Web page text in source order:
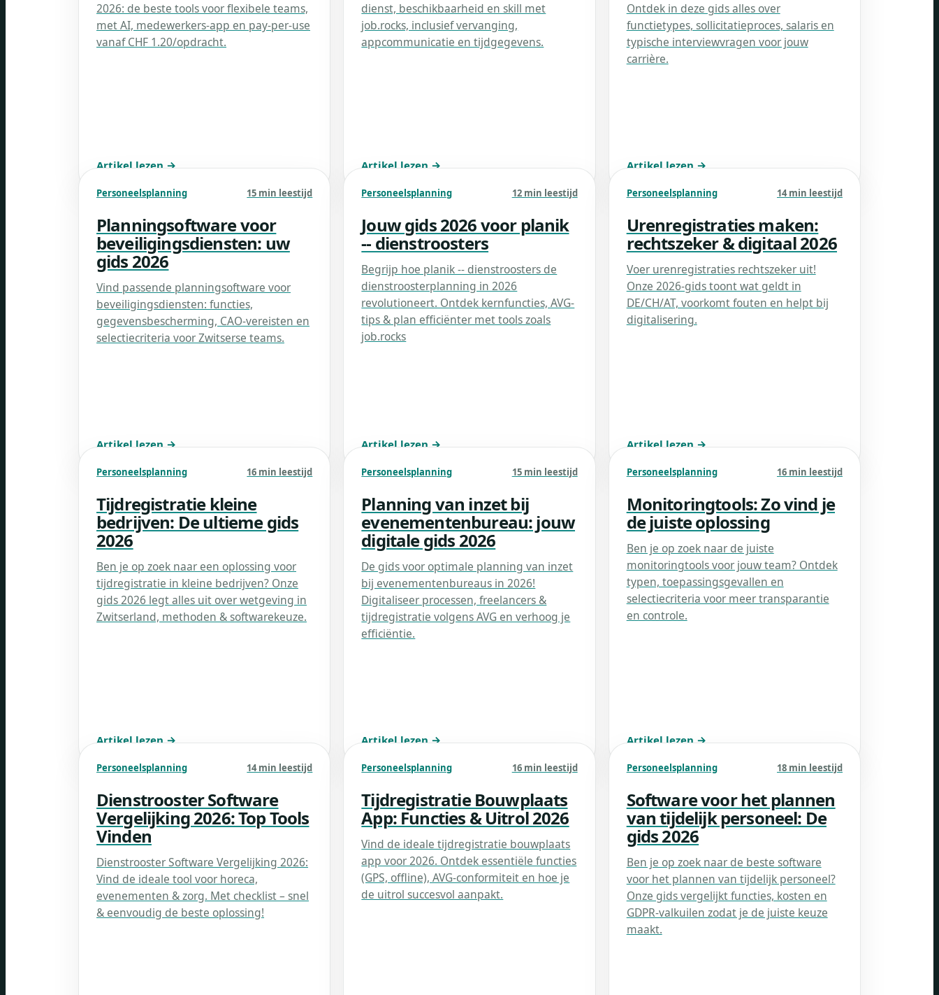
2026: de beste tools voor flexibele teams,
met AI, medewerkers-app en pay-per-use
vanaf CHF 1.20/opdracht.
Artikel lezen →
dienst, beschikbaarheid en skill met
job.rocks, inclusief vervanging,
appcommunicatie en tijdgegevens.
Artikel lezen →
Ontdek in deze gids alles over
functietypes, sollicitatieproces, salaris en
typische interviewvragen voor jouw
carrière.
Artikel lezen →
Personeelsplanning 15 min leestijd
Planningsoftware voor
beveiligingsdiensten: uw
gids 2026
Vind passende planningsoftware voor
beveiligingsdiensten: functies,
gegevensbescherming, CAO-vereisten en
selectiecriteria voor Zwitserse teams.
Artikel lezen →
Personeelsplanning 12 min leestijd
Jouw gids 2026 voor planik
-- dienstroosters
Begrijp hoe planik -- dienstroosters de
dienstroosterplanning in 2026
revolutioneert. Ontdek kernfuncties, AVG-
tips & plan efficiënter met tools zoals
job.rocks
Artikel lezen →
Personeelsplanning 14 min leestijd
Urenregistraties maken:
rechtszeker & digitaal 2026
Voer urenregistraties rechtszeker uit!
Onze 2026-gids toont wat geldt in
DE/CH/AT, voorkomt fouten en helpt bij
digitalisering.
Artikel lezen →
Personeelsplanning 16 min leestijd
Tijdregistratie kleine
bedrijven: De ultieme gids
2026
Ben je op zoek naar een oplossing voor
tijdregistratie in kleine bedrijven? Onze
gids 2026 legt alles uit over wetgeving in
Zwitserland, methoden & softwarekeuze.
Artikel lezen →
Personeelsplanning 15 min leestijd
Planning van inzet bij
evenementenbureau: jouw
digitale gids 2026
De gids voor optimale planning van inzet
bij evenementenbureaus in 2026!
Digitaliseer processen, freelancers &
tijdregistratie volgens AVG en verhoog je
efficiëntie.
Artikel lezen →
Personeelsplanning 16 min leestijd
Monitoringtools: Zo vind je
de juiste oplossing
Ben je op zoek naar de juiste
monitoringtools voor jouw team? Ontdek
typen, toepassingsgevallen en
selectiecriteria voor meer transparantie
en controle.
Artikel lezen →
Personeelsplanning 14 min leestijd
Dienstrooster Software
Vergelijking 2026: Top Tools
Vinden
Dienstrooster Software Vergelijking 2026:
Vind de ideale tool voor horeca,
evenementen & zorg. Met checklist – snel
& eenvoudig de beste oplossing!
Personeelsplanning 16 min leestijd
Tijdregistratie Bouwplaats
App: Functies & Uitrol 2026
Vind de ideale tijdregistratie bouwplaats
app voor 2026. Ontdek essentiële functies
(GPS, offline), AVG-conformiteit en hoe je
de uitrol succesvol aanpakt.
Personeelsplanning 18 min leestijd
Software voor het plannen
van tijdelijk personeel: De
gids 2026
Ben je op zoek naar de beste software
voor het plannen van tijdelijk personeel?
Onze gids vergelijkt functies, kosten en
GDPR-valkuilen zodat je de juiste keuze
maakt.